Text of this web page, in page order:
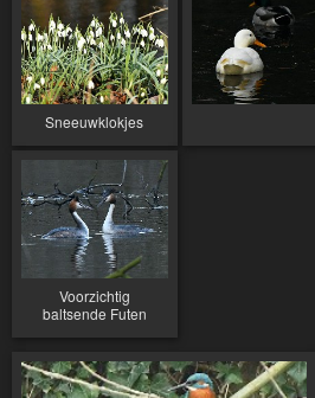
Sneeuwklokjes
Voorzichtig
baltsende Futen